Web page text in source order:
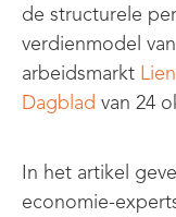
de structurele
verdienmodel
arbeidsmarkt
Dagblad van 24
In het artikel
economie-